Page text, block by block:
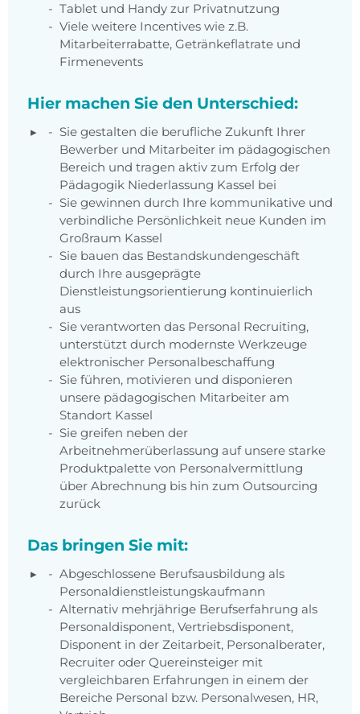
Tablet und Handy zur Privatnutzung
Viele weitere Incentives wie z.B.
Mitarbeiterrabatte, Getränkeflatrate und
Firmenevents
Hier machen Sie den Unterschied:
Sie gestalten die berufliche Zukunft Ihrer
Bewerber und Mitarbeiter im pädagogischen
Bereich und tragen aktiv zum Erfolg der
Pädagogik Niederlassung Kassel bei
Sie gewinnen durch Ihre kommunikative und
verbindliche Persönlichkeit neue Kunden im
Großraum Kassel
Sie bauen das Bestandskundengeschäft
durch Ihre ausgeprägte
Dienstleistungsorientierung kontinuierlich
aus
Sie verantworten das Personal Recruiting,
unterstützt durch modernste Werkzeuge
elektronischer Personalbeschaffung
Sie führen, motivieren und disponieren
unsere pädagogischen Mitarbeiter am
Standort Kassel
Sie greifen neben der
Arbeitnehmerüberlassung auf unsere starke
Produktpalette von Personalvermittlung
über Abrechnung bis hin zum Outsourcing
zurück
Das bringen Sie mit:
Abgeschlossene Berufsausbildung als
Personaldienstleistungskaufmann
Alternativ mehrjährige Berufserfahrung als
Personaldisponent, Vertriebsdisponent,
Disponent in der Zeitarbeit, Personalberater,
Recruiter oder Quereinsteiger mit
vergleichbaren Erfahrungen in einem der
Bereiche Personal bzw. Personalwesen, HR,